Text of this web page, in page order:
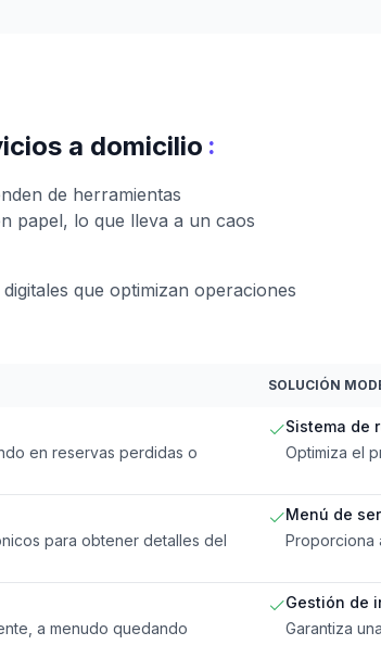
a domicilio :
de herramientas
papel, lo que lleva a un caos
que optimizan operaciones
SOLUCIÓN
en reservas perdidas o
Sistema de
Optimiza el
para obtener detalles del
Menú de
Proporciona
a menudo quedando
Gestión de
Garantiza